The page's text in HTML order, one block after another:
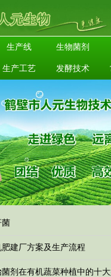
生产线 生物菌剂
生产工艺 发酵技术
菌
建厂方案及生产流程
剂在有机蔬菜种植中的十